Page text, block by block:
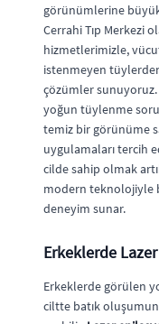
görünümlerine
Cerrahi Tıp Merkezi
hizmetlerimizle,
istenmeyen
çözümler sunuyoruz.
yoğun tüylenme
temiz bir görünüme
uygulamaları tercih
cilde sahip olmak
modern teknolojiyle
deneyim sunar.
Erkeklerde
Erkeklerde görülen
ciltte batık